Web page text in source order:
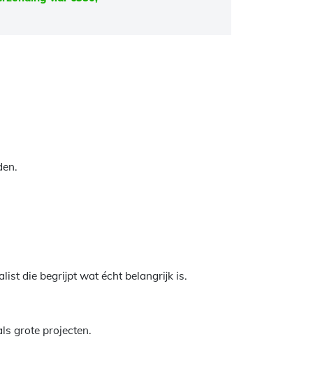
die begrijpt wat écht belangrijk is.
grote projecten.